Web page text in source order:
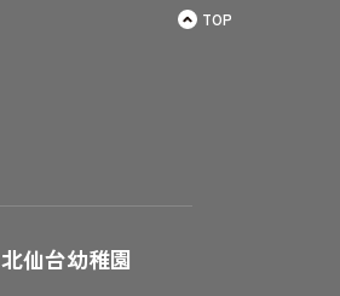
TOP
北仙台幼稚園